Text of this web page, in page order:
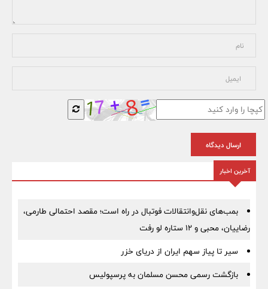
ارسال دیدگاه
آخرین اخبار
بمب‌های نقل‌وانتقالات فوتبال در راه است؛ مقصد احتمالی طارمی،
رضاییان، محبی و ۱۲ ستاره لو رفت
سیر تا پیاز سهم ایران از دریای خزر
بازگشت رسمی محسن مسلمان به پرسپولیس